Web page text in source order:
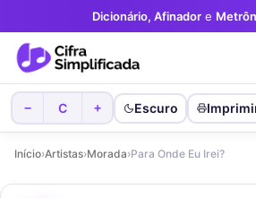
Favorite cifras
Dicionário, Afinador e
− C + Escuro
Início›Artistas›Morada›Para Onde Eu Irei?